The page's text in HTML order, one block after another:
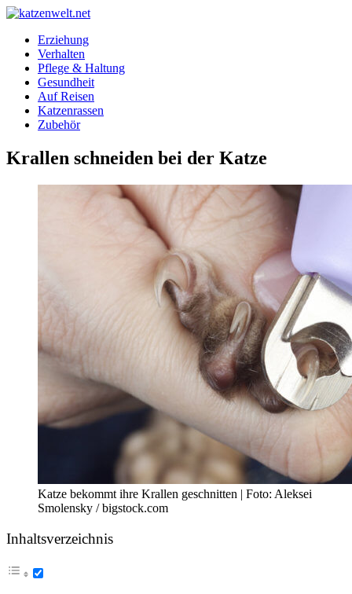
Erziehung
Verhalten
Pflege & Haltung
Gesundheit
Auf Reisen
Katzenrassen
Zubehör
Krallen schneiden bei der Katze
Katze bekommt ihre Krallen geschnitten | Foto: Aleksei
Smolensky / bigstock.com
Inhaltsverzeichnis